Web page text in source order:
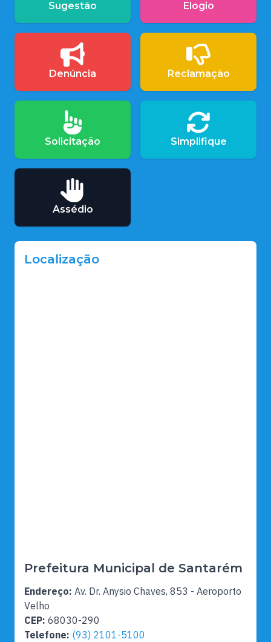
Sugestão Elogio
Denúncia Reclamação
Solicitação Simplifique
Assédio
Localização
Prefeitura Municipal de Santarém
Endereço: Av. Dr. Anysio Chaves, 853 - Aeroporto
Velho
CEP: 68030-290
Telefone: (93) 2101-5100